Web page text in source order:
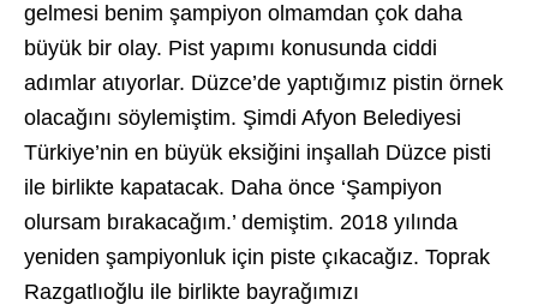
gelmesi benim şampiyon olmamdan çok daha
büyük bir olay. Pist yapımı konusunda ciddi
adımlar atıyorlar. Düzce’de yaptığımız pistin örnek
olacağını söylemiştim. Şimdi Afyon Belediyesi
Türkiye’nin en büyük eksiğini inşallah Düzce pisti
ile birlikte kapatacak. Daha önce ‘Şampiyon
olursam bırakacağım.’ demiştim. 2018 yılında
yeniden şampiyonluk için piste çıkacağız. Toprak
Razgatlıoğlu ile birlikte bayrağımızı